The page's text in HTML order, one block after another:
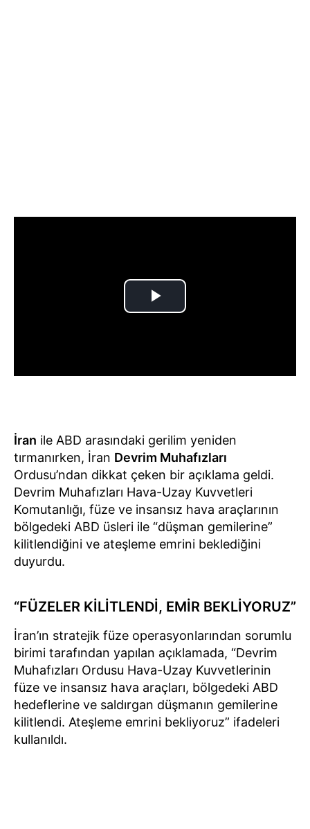
İran ile ABD arasındaki gerilim yeniden
tırmanırken, İran Devrim Muhafızları
Ordusu’ndan dikkat çeken bir açıklama geldi.
Devrim Muhafızları Hava-Uzay Kuvvetleri
Komutanlığı, füze ve insansız hava araçlarının
bölgedeki ABD üsleri ile “düşman gemilerine”
kilitlendiğini ve ateşleme emrini beklediğini
duyurdu.
“FÜZELER KİLİTLENDİ, EMİR BEKLİYORUZ”
İran’ın stratejik füze operasyonlarından sorumlu
birimi tarafından yapılan açıklamada, “Devrim
Muhafızları Ordusu Hava-Uzay Kuvvetlerinin
füze ve insansız hava araçları, bölgedeki ABD
hedeflerine ve saldırgan düşmanın gemilerine
kilitlendi. Ateşleme emrini bekliyoruz” ifadeleri
kullanıldı.